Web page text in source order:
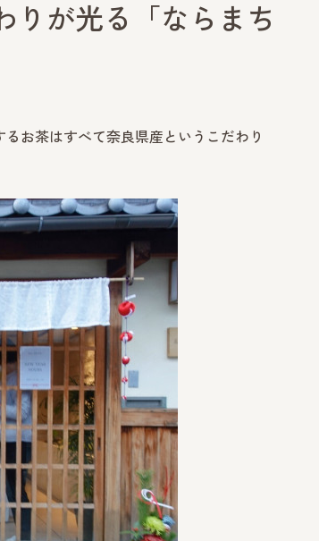
りが光る「ならまち
るお茶はすべて奈良県産というこだわり